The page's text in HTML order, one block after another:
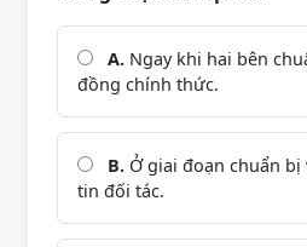
A. Ngay khi hai bên
đồng chính thức.
B. Ở giai đoạn chuẩn
tin đối tác.